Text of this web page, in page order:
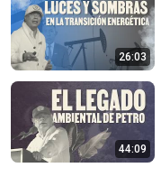
26:03
44:09